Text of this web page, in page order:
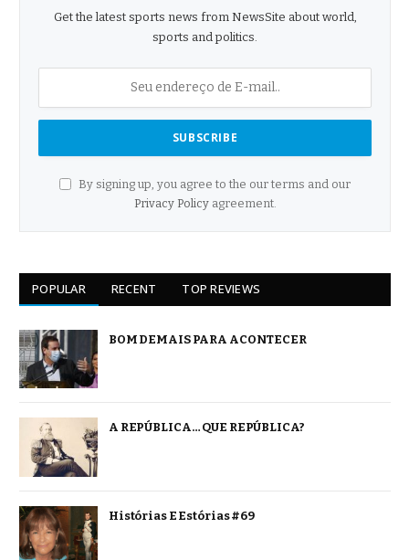
Get the latest sports news from NewsSite about world,
sports and politics.
By signing up, you agree to the our terms and our
Privacy Policyagreement.
POPULAR RECENT TOP REVIEWS
BOM DEMAIS PARA ACONTECER
A REPÚBLICA… QUE REPÚBLICA?
Histórias E Estórias #69